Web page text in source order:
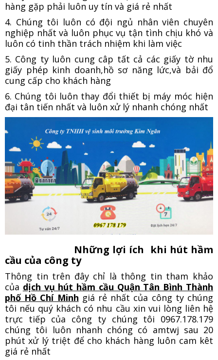
hàng gặp phải luôn uy tín và giá rẻ nhất
4. Chúng tôi luôn có đội ngủ nhân viên chuyên
nghiệp nhất và luôn phục vụ tận tình chịu khó và
luôn có tinh thần trách nhiệm khi làm việc
5. Công ty luôn cung câp tất cả các giấy tờ nhu
giấy phép kinh doanh,hồ sơ năng lức,và bải đổ
cung cấp cho khách hàng
6. Chúng tôi luôn thay đổi thiết bị máy móc hiện
đại tân tiến nhất và luôn xử lý nhanh chóng nhất
Những lợi ích khi hút hầm
cầu của công ty
Thông tin trên đây chỉ là thông tin tham khảo
của dịch vụ hút hầm cầu Quận Tân Bình Thành
phố Hồ Chí Minh giá rẻ nhất của công ty chúng
tôi nếu quý khách có nhu cầu xin vui lòng liên hệ
trực tiếp của công ty chúng tôi 0967.178.179
chúng tôi luôn nhanh chóng có amtwj sau 20
phút xử lý triệt để cho khách hàng luôn cam kêt
giá rẻ nhất